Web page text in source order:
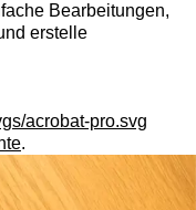
Bearbeitungen,
erstelle
acrobat-pro.svg
.